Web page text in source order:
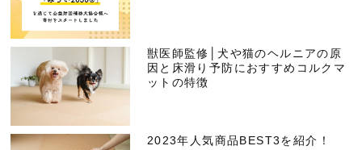
獣医師監修│犬や猫のヘルニアの原
因と床滑り予防におすすめコルクマ
ットの特徴
2023年人気商品BEST3を紹介！